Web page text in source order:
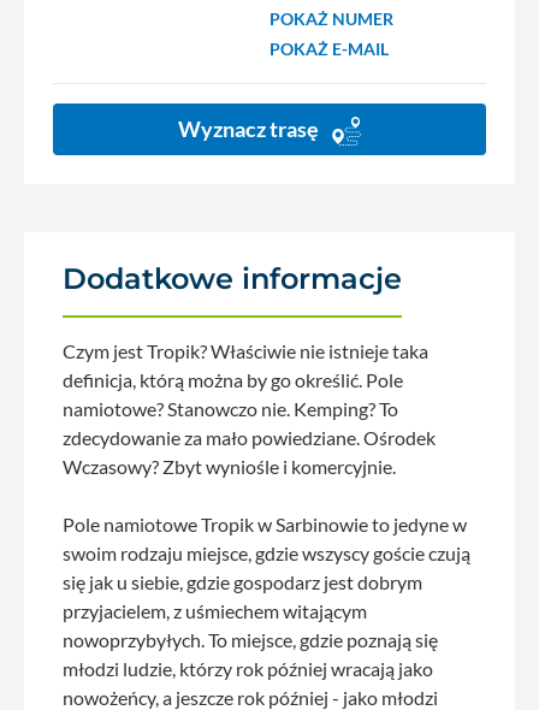
POKAŻ NUMER
POKAŻ E-MAIL
Wyznacz trasę
Dodatkowe informacje
Czym jest Tropik? Właściwie nie istnieje taka
definicja, którą można by go określić. Pole
namiotowe? Stanowczo nie. Kemping? To
zdecydowanie za mało powiedziane. Ośrodek
Wczasowy? Zbyt wyniośle i komercyjnie.
Pole namiotowe Tropik w Sarbinowie to jedyne w
swoim rodzaju miejsce, gdzie wszyscy goście czują
się jak u siebie, gdzie gospodarz jest dobrym
przyjacielem, z uśmiechem witającym
nowoprzybyłych. To miejsce, gdzie poznają się
młodzi ludzie, którzy rok później wracają jako
nowożeńcy, a jeszcze rok później - jako młodzi